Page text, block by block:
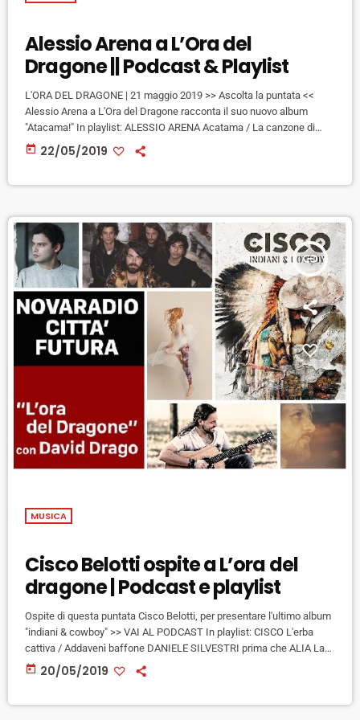
Alessio Arena a L’Ora del
Dragone || Podcast & Playlist
L'ORA DEL DRAGONE | 21 maggio 2019 >> Ascolta la puntata <<
Alessio Arena a L'Ora del Dragone racconta il suo nuovo album
"Atacama!" In playlist: ALESSIO ARENA Acatama / La canzone di
pietra MAHMOOD Il Nilo nel Naviglio (30 maggio, Firenze, Viper)
FIORELLA MANNOIA Il senso ENRICO NIGIOTTI Notturna
today 22/05/2019
insert_link
MUSICA
Cisco Belotti ospite a L’ora del
dragone | Podcast e playlist
Ospite di questa puntata Cisco Belotti, per presentare l'ultimo album
"indiani & cowboy" >> VAI AL PODCAST In playlist: CISCO L'erba
cattiva / Addavenì baffone DANIELE SILVESTRI prima che ALIA La
teoria del colore DELTA V Disturbano CANOVA Per te I CAMILLAS
Motorock LA METRALLI Breccia HANDLOGIC Gratitude THE
today 20/05/2019